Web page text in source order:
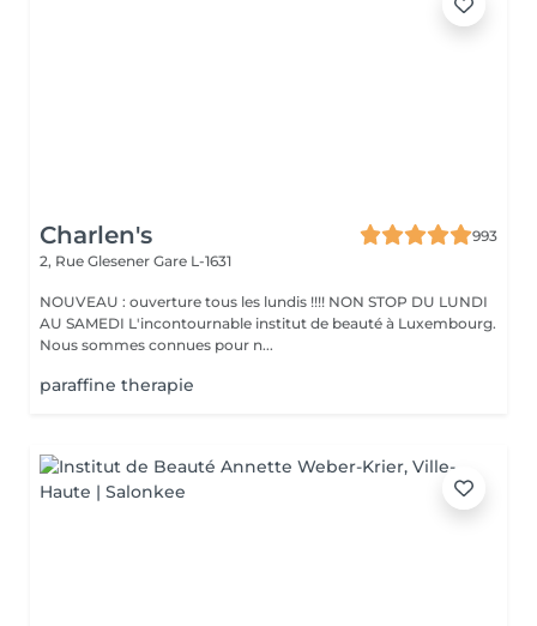
Charlen's
993
2, Rue Glesener Gare L-1631
NOUVEAU : ouverture tous les lundis !!!! NON STOP DU LUNDI
AU SAMEDI L'incontournable institut de beauté à Luxembourg.
Nous sommes connues pour n...
paraffine therapie